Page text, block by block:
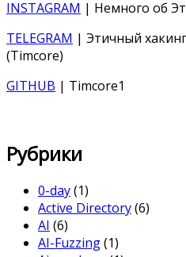
INSTAGRAM | Немного об
TELEGRAM | Этичный
(Timcore)
GITHUB | Timcore1
Рубрики
0-day(1)
Active Directory(6)
AI (6)
AI-Fuzzing(1)